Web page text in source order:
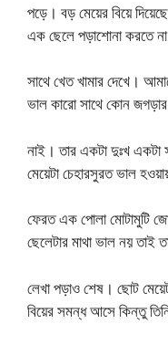
পড়ে। বড় মেয়ের বিয়ে
এক ছেলে পড়াশোনা করতে না
সাথে খেত খামার দেখে।
ভাল কারো সাথে কোন জগড়ার
নাই। তার একটা দুঃখ একটা
মেয়েটা চেহারসুরত ভাল
ফেরত এক পোলা মোটামুটি
ছেলেটার মাথা ভাল নয় তাই
লেখা পড়াও শেষ। ছোট
বিয়ের সমন্ধ আসে কিন্তু